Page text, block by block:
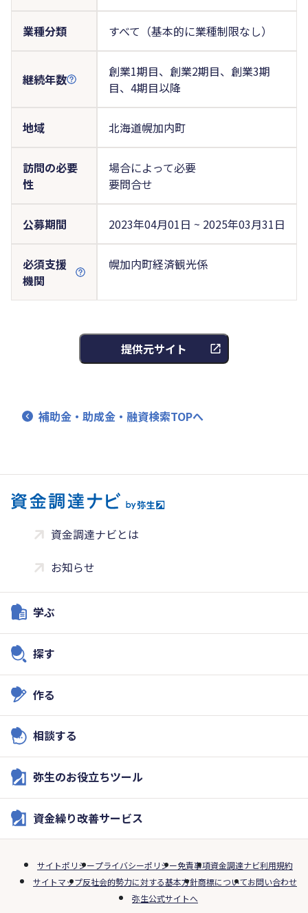
業種分類 すべて（基本的に業種制限なし）
継続年数
創業1期目、創業2期目、創業3期
目、4期目以降
地域 北海道幌加内町
訪問の必要
性
場合によって必要
要問合せ
公募期間 2023年04月01日 ~ 2025年03月31日
必須支援
機関
幌加内町経済観光係
提供元サイト
補助金・助成金・融資検索TOPへ
資金調達ナビとは
お知らせ
学ぶ
探す
作る
相談する
弥生のお役立ちツール
資金繰り改善サービス
サイトポリシープライバシーポリシー免責事項資金調達ナビ利用規約
サイトマップ反社会的勢力に対する基本方針商標についてお問い合わせ
弥生公式サイトへ